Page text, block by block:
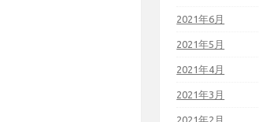
2021年6月
2021年5月
2021年4月
2021年3月
2021年2月